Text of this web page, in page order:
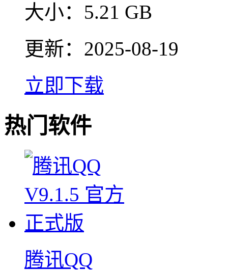
大小： 5.21 GB
更新： 2025-08-19
立即下载
热门软件
腾讯QQ